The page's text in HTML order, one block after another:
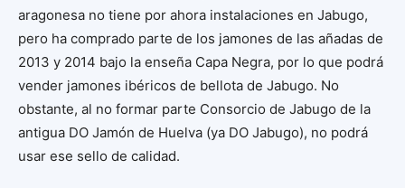
aragonesa no tiene por ahora instalaciones en Jabugo,
pero ha comprado parte de los jamones de las añadas de
2013 y 2014 bajo la enseña Capa Negra, por lo que podrá
vender jamones ibéricos de bellota de Jabugo. No
obstante, al no formar parte Consorcio de Jabugo de la
antigua DO Jamón de Huelva (ya DO Jabugo), no podrá
usar ese sello de calidad.